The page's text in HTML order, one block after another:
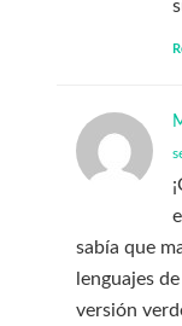
sabía que
lenguajes
versión